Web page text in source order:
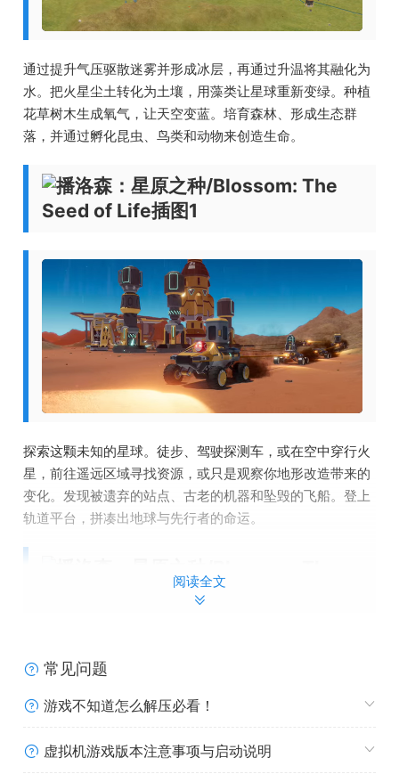
通过提升气压驱散迷雾并形成冰层，再通过升温将其融化为
水。把火星尘土转化为土壤，用藻类让星球重新变绿。种植
花草树木生成氧气，让天空变蓝。培育森林、形成生态群
落，并通过孵化昆虫、鸟类和动物来创造生命。
探索这颗未知的星球。徒步、驾驶探测车，或在空中穿行火
星，前往遥远区域寻找资源，或只是观察你地形改造带来的
变化。发现被遗弃的站点、古老的机器和坠毁的飞船。登上
轨道平台，拼凑出地球与先行者的命运。
阅读全文
常见问题
游戏不知道怎么解压必看！
虚拟机游戏版本注意事项与启动说明